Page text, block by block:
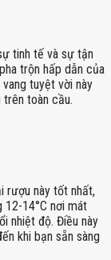
tinh tế và sự tận
trộn hấp dẫn của
tuyệt vời này
toàn cầu.
rượu này tốt nhất,
12-14°C nơi mát
nhiệt độ. Điều này
khi bạn sẵn sàng